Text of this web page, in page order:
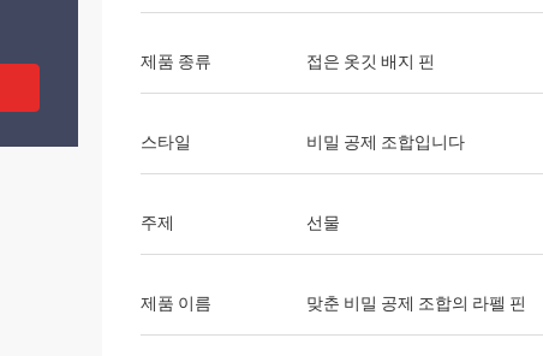
제품 종류 접은 옷깃 배지 핀
스타일 비밀 공제 조합입니다
주제 선물
제품 이름 맞춘 비밀 공제 조합의 라펠 핀